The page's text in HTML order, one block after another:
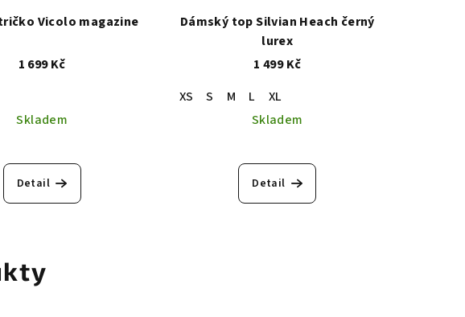
Vicolo magazine
1 699 Kč
Skladem
Detail
Dámský top Silvian Heach černý
lurex
1 499 Kč
XS
S M L
XL
Skladem
Detail